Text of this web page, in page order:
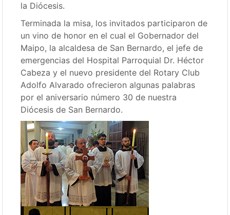
la Diócesis.
Terminada la misa, los invitados participaron de
un vino de honor en el cual el Gobernador del
Maipo, la alcaldesa de San Bernardo, el jefe de
emergencias del Hospital Parroquial Dr. Héctor
Cabeza y el nuevo presidente del Rotary Club
Adolfo Alvarado ofrecieron algunas palabras
por el aniversario número 30 de nuestra
Diócesis de San Bernardo.